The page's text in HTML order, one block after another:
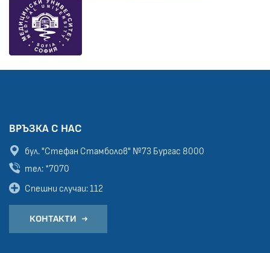
ВРЪЗКА С НАС
бул. "Стефан Стамболов" №73 Бургас 8000
тел: *7070
Спешни случаи: 112
КОНТАКТИ